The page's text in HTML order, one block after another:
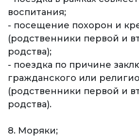
воспитания;
- посещение похорон и
(родственники первой и
родства);
- поездка по причине
гражданского или
(родственники первой и
родства).
8. Моряки;